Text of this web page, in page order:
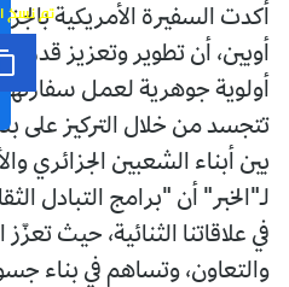
تم نسخ أكدت السفيرة الأمريكية
أوبين، أن تطوير وتعزيز
أولوية جوهرية لعمل
تتجسد من خلال التركيز على
بين أبناء الشعبين الجزائري
لـ"الخبر" أن "برامج التبادل
في علاقاتنا الثنائية، حيث تعزّز
والتعاون، وتساهم في بناء